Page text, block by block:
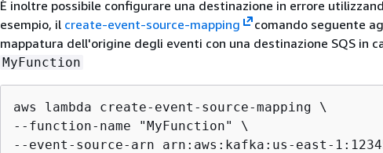
È inoltre possibile configurare una destinazione in errore
esempio, il create-event-source-mapping
comando seguente
mappatura dell'origine degli eventi con una destinazione SQS in
MyFunction
aws lambda create-event-source-mapping \
--function-name "MyFunction" \
--event-source-arn arn:aws:kafka:us-east-